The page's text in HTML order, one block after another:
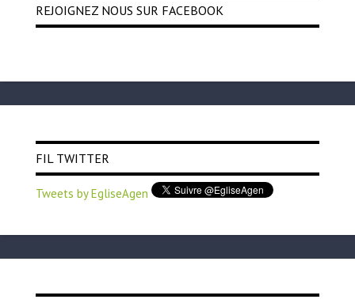
REJOIGNEZ NOUS SUR FACEBOOK
FIL TWITTER
Tweets by EgliseAgen